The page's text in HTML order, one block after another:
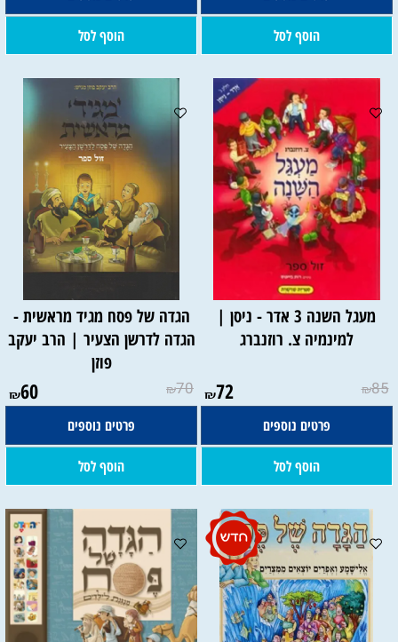
הוסף לסל הוסף לסל
מעגל השנה 3 אדר - ניסן |
למינמיה צ. רוזנברג
₪85
₪72
פרטים נוספים
הוסף לסל
הגדה של פסח מגיד מראשית -
הגדה לדרשן הצעיר | הרב יעקב
פוזן
₪70
₪60
פרטים נוספים
הוסף לסל